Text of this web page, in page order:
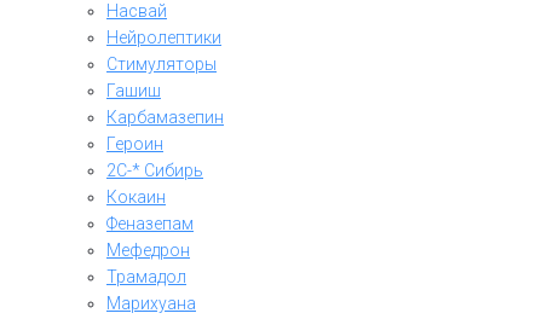
Насвай
Нейролептики
Стимуляторы
Гашиш
Карбамазепин
Героин
2C-* Сибирь
Кокаин
Феназепам
Мефедрон
Трамадол
Марихуана